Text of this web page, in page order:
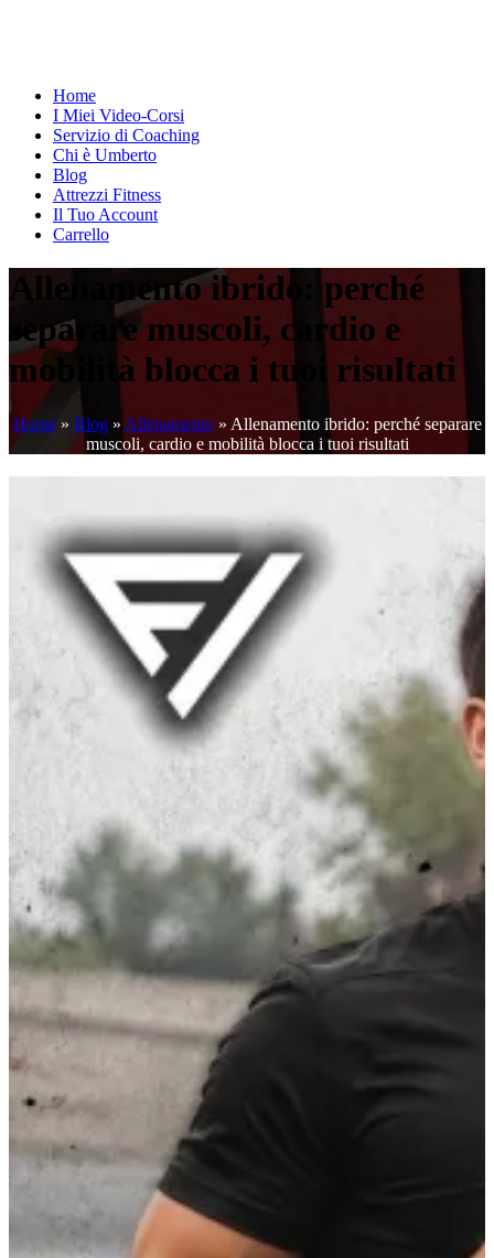
Home
I Miei Video-Corsi
Servizio di Coaching
Chi è Umberto
Blog
Attrezzi Fitness
Il Tuo Account
Carrello
Allenamento ibrido: perché
separare muscoli, cardio e
mobilità blocca i tuoi risultati
Home» Blog» Allenamento» Allenamento ibrido: perché separare
muscoli, cardio e mobilità blocca i tuoi risultati